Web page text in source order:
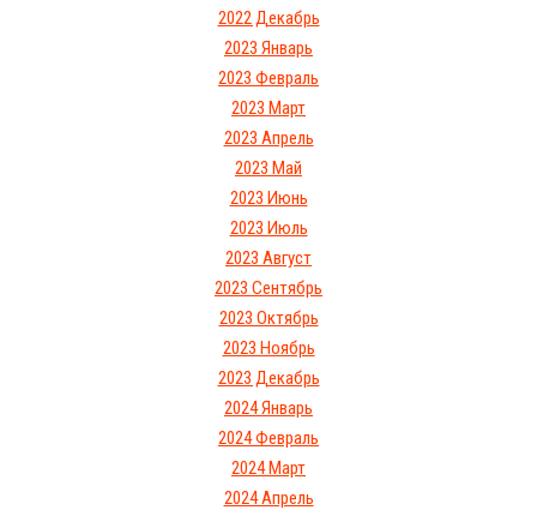
2022 Декабрь
2023 Январь
2023 Февраль
2023 Март
2023 Апрель
2023 Май
2023 Июнь
2023 Июль
2023 Август
2023 Сентябрь
2023 Октябрь
2023 Ноябрь
2023 Декабрь
2024 Январь
2024 Февраль
2024 Март
2024 Апрель